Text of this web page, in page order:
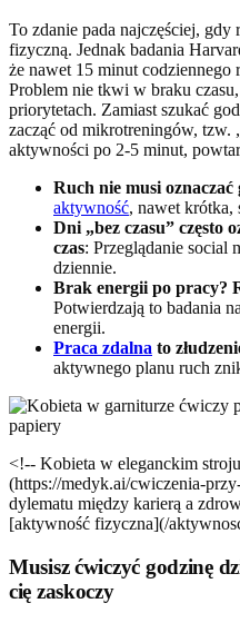
To zdanie pada najczęściej, gdy
fizyczną. Jednak badania
że nawet 15 minut codziennego
Problem nie tkwi w braku
priorytetach. Zamiast szukać
zacząć od mikrotreningów, tzw.
aktywności po 2-5 minut,
Ruch nie musi oznaczać
aktywność, nawet krótka,
Dni „bez czasu” często
czas: Przeglądanie social
dziennie.
Brak energii po pracy?
Potwierdzają to badania
energii.
Praca zdalna to
aktywnego planu ruch
<!-- Kobieta w eleganckim
(https://medyk.ai/cwiczenia-
dylematu między karierą a
[aktywność fizyczna](/
Musisz ćwiczyć godzinę
cię zaskoczy